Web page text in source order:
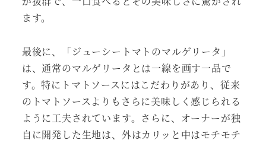
ます。
最後に、「ジューシートマトのマルゲリータ」
は、通常のマルゲリータとは一線を画す一品で
す。特にトマトソースにはこだわりがあり、従来
のトマトソースよりもさらに美味しく感じられる
ように工夫されています。さらに、オーナーが独
自に開発した生地は、外はカリッと中はモチモチ